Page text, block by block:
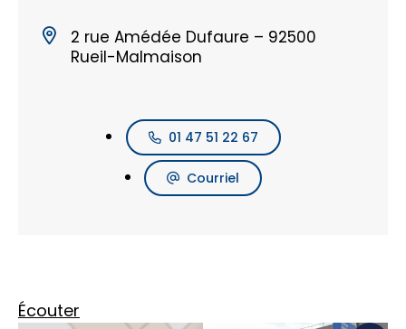
2 rue Amédée Dufaure – 92500
Rueil-Malmaison
01 47 51 22 67
Courriel
Écouter